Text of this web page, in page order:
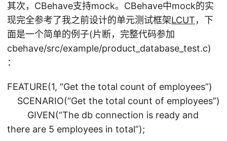
其次，CBehave支持mock。CBehave中mock的实
现完全参考了我之前设计的单元测试框架LCUT，下
面是一个简单的例子(片断，完整代码参加
cbehave/src/example/product_database_test.c)
：
FEATURE(1, “Get the total count of employees”)
SCENARIO(“Get the total count of employees”)
GIVEN(“The db connection is ready and
there are 5 employees in total”);